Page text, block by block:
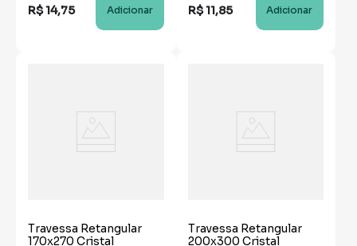
R$14,75 Adicionar R$11,85 Adicionar
Travessa Retangular
170x270 Cristal
Travessa Retangular
200x300 Cristal